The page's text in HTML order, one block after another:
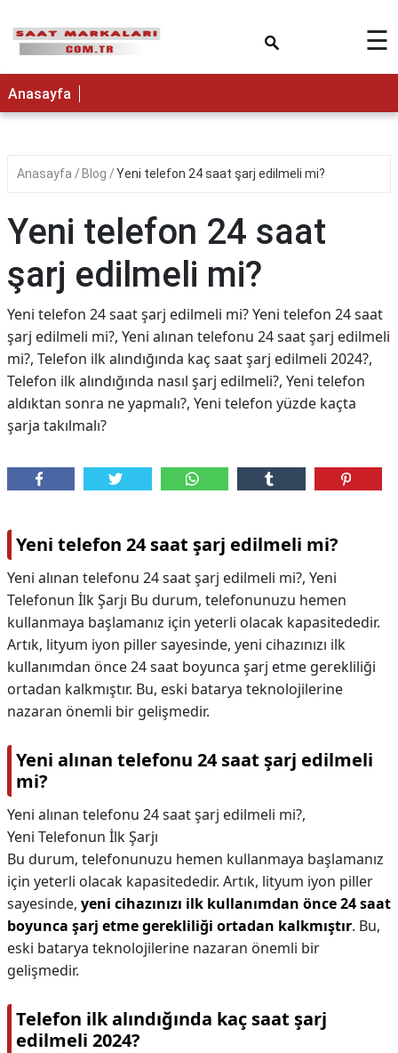
☰
Anasayfa
Anasayfa Blog Yeni telefon 24 saat şarj edilmeli mi?
Yeni telefon 24 saat
şarj edilmeli mi?
Yeni telefon 24 saat şarj edilmeli mi? Yeni telefon 24 saat
şarj edilmeli mi?, Yeni alınan telefonu 24 saat şarj edilmeli
mi?, Telefon ilk alındığında kaç saat şarj edilmeli 2024?,
Telefon ilk alındığında nasıl şarj edilmeli?, Yeni telefon
aldıktan sonra ne yapmalı?, Yeni telefon yüzde kaçta
şarja takılmalı?
Yeni telefon 24 saat şarj edilmeli mi?
Yeni alınan telefonu 24 saat şarj edilmeli mi?, Yeni
Telefonun İlk Şarjı Bu durum, telefonunuzu hemen
kullanmaya başlamanız için yeterli olacak kapasitededir.
Artık, lityum iyon piller sayesinde, yeni cihazınızı ilk
kullanımdan önce 24 saat boyunca şarj etme gerekliliği
ortadan kalkmıştır. Bu, eski batarya teknolojilerine
nazaran önemli bir gelişmedir.
Yeni alınan telefonu 24 saat şarj edilmeli
mi?
Yeni alınan telefonu 24 saat şarj edilmeli mi?,
Yeni Telefonun İlk Şarjı
Bu durum, telefonunuzu hemen kullanmaya başlamanız
için yeterli olacak kapasitededir. Artık, lityum iyon piller
sayesinde, yeni cihazınızı ilk kullanımdan önce 24 saat
boyunca şarj etme gerekliliği ortadan kalkmıştır. Bu,
eski batarya teknolojilerine nazaran önemli bir
gelişmedir.
Telefon ilk alındığında kaç saat şarj
edilmeli 2024?